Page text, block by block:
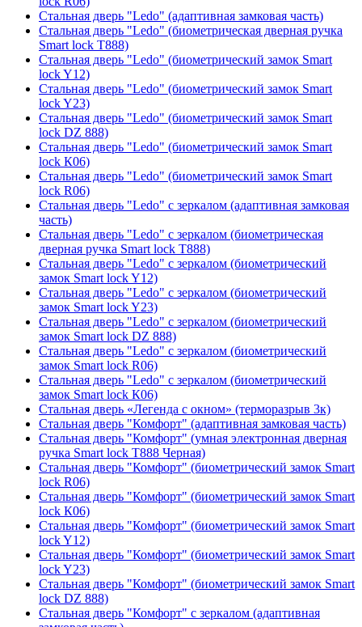
Стальная дверь "Ledo" (адаптивная замковая часть)
Стальная дверь "Ledo" (биометрическая дверная ручка
Smart lock T888)
Стальная дверь "Ledo" (биометрический замок Smart
lock Y12)
Стальная дверь "Ledo" (биометрический замок Smart
lock Y23)
Стальная дверь "Ledo" (биометрический замок Smart
lock DZ 888)
Стальная дверь "Ledo" (биометрический замок Smart
lock К06)
Стальная дверь "Ledo" (биометрический замок Smart
lock R06)
Стальная дверь "Ledo" с зеркалом (адаптивная замковая
часть)
Стальная дверь "Ledo" с зеркалом (биометрическая
дверная ручка Smart lock T888)
Стальная дверь "Ledo" с зеркалом (биометрический
замок Smart lock Y12)
Стальная дверь "Ledo" с зеркалом (биометрический
замок Smart lock Y23)
Стальная дверь "Ledo" с зеркалом (биометрический
замок Smart lock DZ 888)
Стальная дверь "Ledo" с зеркалом (биометрический
замок Smart lock R06)
Стальная дверь "Ledo" с зеркалом (биометрический
замок Smart lock К06)
Стальная дверь «Легенда с окном» (терморазрыв 3к)
Стальная дверь "Комфорт" (адаптивная замковая часть)
Стальная дверь "Комфорт" (умная электронная дверная
ручка Smart lock T888 Черная)
Стальная дверь "Комфорт" (биометрический замок Smart
lock R06)
Стальная дверь "Комфорт" (биометрический замок Smart
lock К06)
Стальная дверь "Комфорт" (биометрический замок Smart
lock Y12)
Стальная дверь "Комфорт" (биометрический замок Smart
lock Y23)
Стальная дверь "Комфорт" (биометрический замок Smart
lock DZ 888)
Стальная дверь "Комфорт" с зеркалом (адаптивная